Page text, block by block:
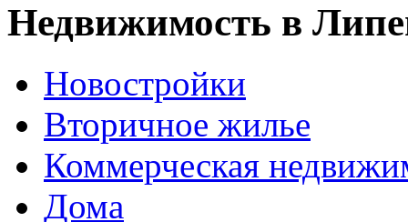
Недвижимость в
Новостройки
Вторичное жилье
Коммерческая
Дома